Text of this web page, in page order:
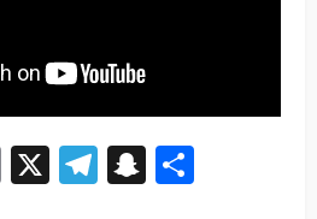
Email
X Telegram
Snapchat